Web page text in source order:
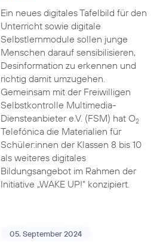
Ein neues digitales Tafelbild für den
Unterricht sowie digitale
Selbstlernmodule sollen junge
Menschen darauf sensibilisieren,
Desinformation zu erkennen und
richtig damit umzugehen.
Gemeinsam mit der Freiwilligen
Selbstkontrolle Multimedia-
Diensteanbieter e.V. (FSM) hat O2
Telefónica die Materialien für
Schüler:innen der Klassen 8 bis 10
als weiteres digitales
Bildungsangebot im Rahmen der
Initiative „WAKE UP!“ konzipiert.
05. September 2024